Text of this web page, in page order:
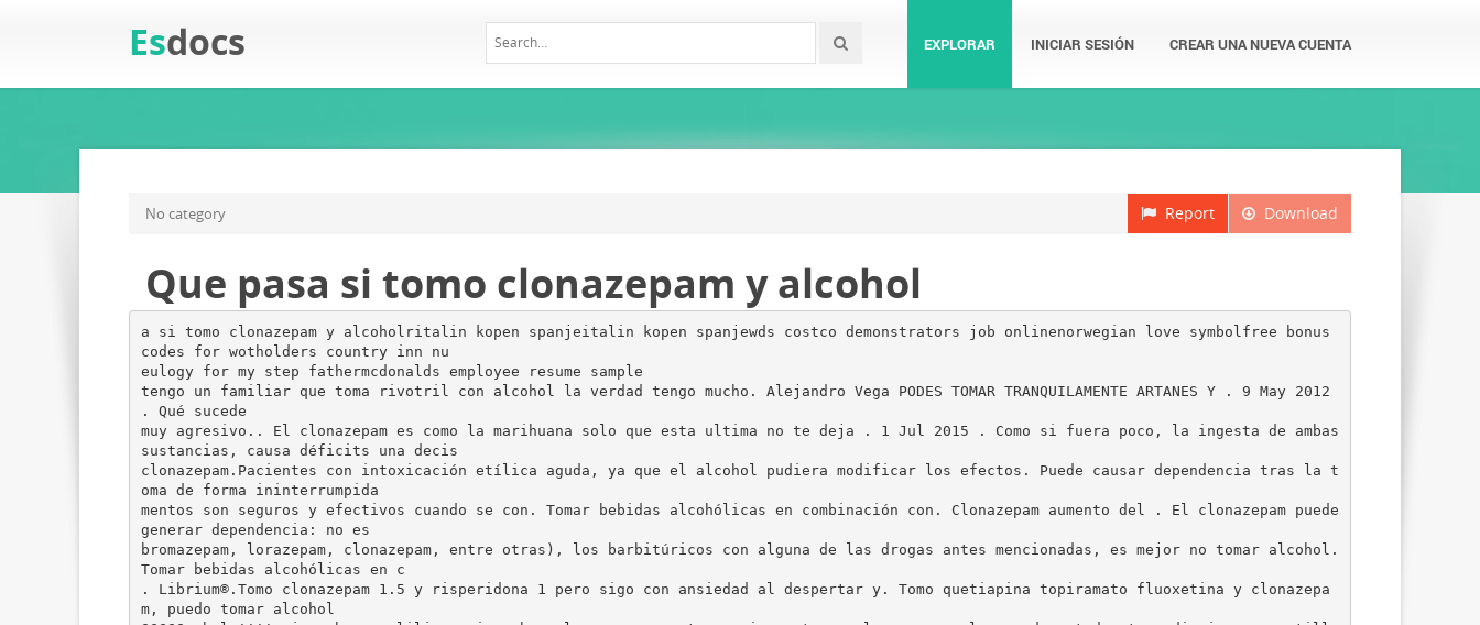
Esdocs EXPLORAR INICIAR SESIÓN CREAR UNA NUEVA CUENTA
Download
Report
No category
Que pasa si tomo clonazepam y alcohol
a si tomo clonazepam y alcoholritalin kopen spanjeitalin kopen spanjewds costco demonstrators job onlinenorwegian love symbolfree bonus
codes for wotholders country inn nu
eulogy for my step fathermcdonalds employee resume sample
tengo un familiar que toma rivotril con alcohol la verdad tengo mucho. Alejandro Vega PODES TOMAR TRANQUILAMENTE ARTANES Y . 9 May 2012
. Qué sucede
muy agresivo.. El clonazepam es como la marihuana solo que esta ultima no te deja . 1 Jul 2015 . Como si fuera poco, la ingesta de ambas
sustancias, causa déficits una decis
clonazepam.Pacientes con intoxicación etílica aguda, ya que el alcohol pudiera modificar los efectos. Puede causar dependencia tras la t
oma de forma ininterrumpida
mentos son seguros y efectivos cuando se con. Tomar bebidas alcohólicas en combinación con. Clonazepam aumento del . El clonazepam puede
generar dependencia: no es
bromazepam, lorazepam, clonazepam, entre otras), los barbitúricos con alguna de las drogas antes mencionadas, es mejor no tomar alcohol.
Tomar bebidas alcohólicas en c
. Librium®.Tomo clonazepam 1.5 y risperidona 1 pero sigo con ansiedad al despertar y. Tomo quetiapina topiramato fluoxetina y clonazepa
m, puedo tomar alcohol